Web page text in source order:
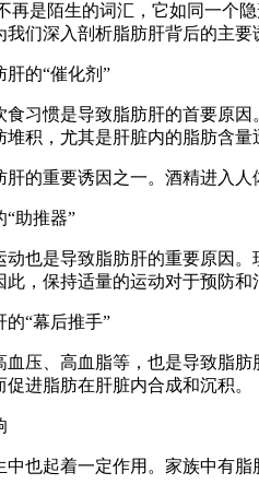
再是陌生的词汇，它如同一个
们深入剖析脂肪肝背后的主要
的“催化剂”
食习惯是导致脂肪肝的首要原
积，尤其是肝脏内的脂肪含量
的重要诱因之一。酒精进入
“助推器”
动也是导致脂肪肝的重要原因
，保持适量的运动对于预防和
“幕后推手”
血压、高血脂等，也是导致脂
进脂肪在肝脏内合成和沉积。
也起着一定作用。家族中有